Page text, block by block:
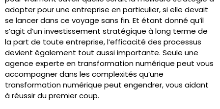
adopter pour une entreprise en particulier, si elle devait
se lancer dans ce voyage sans fin. Et étant donné qu’il
s’agit d’un investissement stratégique à long terme de
la part de toute entreprise, l’efficacité des processus
devient également tout aussi importante. Seule une
agence experte en transformation numérique peut vous
accompagner dans les complexités qu’une
transformation numérique peut engendrer, vous aidant
à réussir du premier coup.